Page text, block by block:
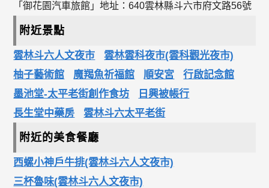
「御花園汽車旅館」地址：640雲林縣斗六市府文路56號
附近景點
雲林斗六人文夜市
雲林雲科夜市(雲科觀光夜市)
柚子藝術館
魔羯魚祈福館 順安宮
行啟記念館
墨池堂-太平老街創作食坊
日興被帳行
長生堂中藥房
雲林斗六太平老街
附近的美食餐廳
西螺小神戶牛排(雲林斗六人文夜市)
三杯魯味(雲林斗六人文夜市)